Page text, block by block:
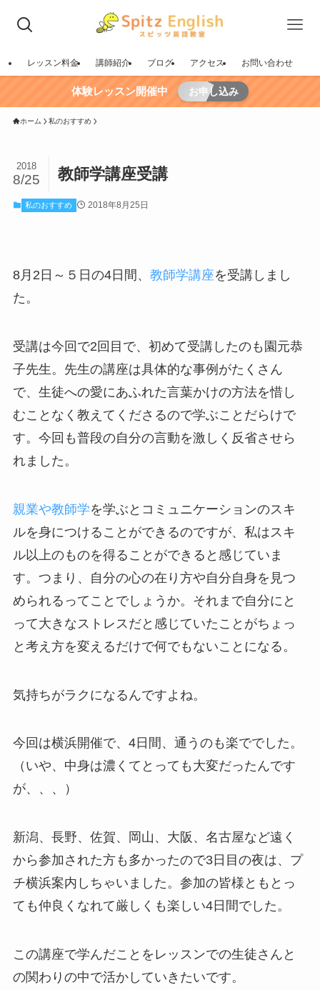
レッスン料金 講師紹介 ブログ アクセス お問い合わせ
体験レッスン開催中 お申し込み
ホーム 私のおすすめ
教師学講座受講
2018
8/25
私のおすすめ 2018年8月25日
8月2日～５日の4日間、 教師学講座を受講しまし
た。
受講は今回で2回目で、初めて受講したのも園元恭
子先生。先生の講座は具体的な事例がたくさん
で、生徒への愛にあふれた言葉かけの方法を惜し
むことなく教えてくださるので学ぶことだらけで
す。今回も普段の自分の言動を激しく反省させら
れました。
親業や教師学を学ぶとコミュニケーションのスキ
ルを身につけることができるのですが、私はスキ
ル以上のものを得ることができると感じていま
す。つまり、自分の心の在り方や自分自身を見つ
められるってことでしょうか。それまで自分にと
って大きなストレスだと感じていたことがちょっ
と考え方を変えるだけで何でもないことになる。
気持ちがラクになるんですよね。
今回は横浜開催で、4日間、通うのも楽ででした。
（いや、中身は濃くてとっても大変だったんです
が、、、）
新潟、長野、佐賀、岡山、大阪、名古屋など遠く
から参加された方も多かったので3日目の夜は、プ
チ横浜案内しちゃいました。参加の皆様ともとっ
ても仲良くなれて厳しくも楽しい4日間でした。
この講座で学んだことをレッスンでの生徒さんと
の関わりの中で活かしていきたいです。